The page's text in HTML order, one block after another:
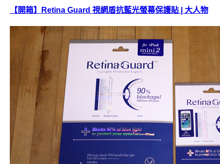
【開箱】Retina Guard 視網盾抗藍光螢幕保護貼 | 大人物